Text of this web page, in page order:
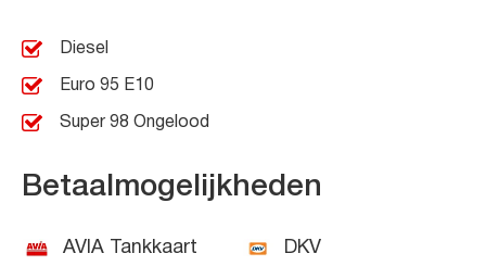
Diesel
Euro 95 E10
Super 98 Ongelood
Betaalmogelijkheden
AVIA Tankkaart
DKV